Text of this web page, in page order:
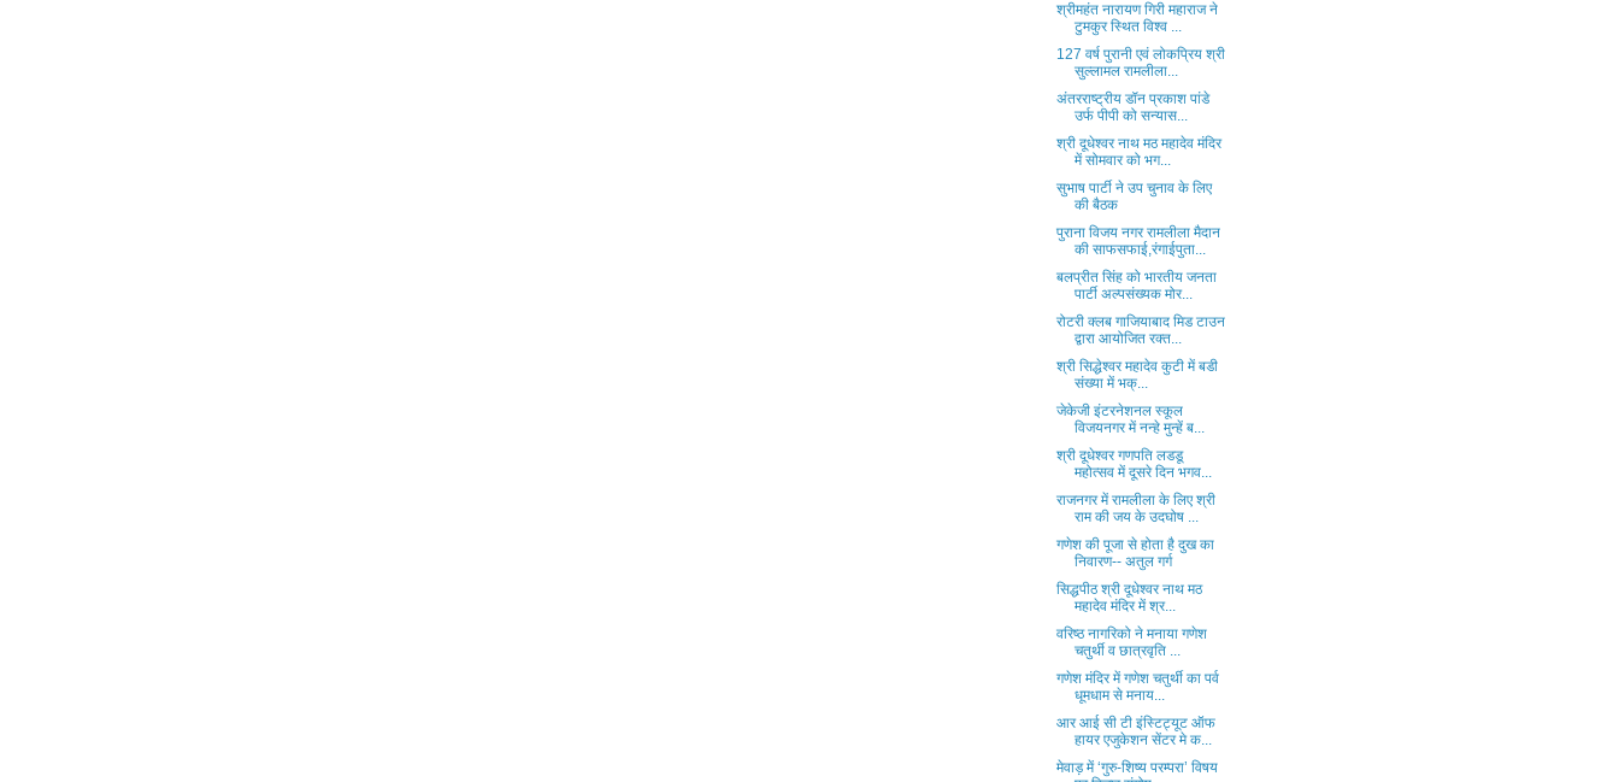
श्रीमहंत नारायण गिरी महाराज ने
टुमकुर स्थित विश्व ...
127 वर्ष पुरानी एवं लोकप्रिय श्री
सुल्लामल रामलीला...
अंतरराष्ट्रीय डॉन प्रकाश पांडे
उर्फ पीपी को सन्यास...
श्री दूधेश्वर नाथ मठ महादेव मंदिर
में सोमवार को भग...
सुभाष पार्टी ने उप चुनाव के लिए
की बैठक
पुराना विजय नगर रामलीला मैदान
की साफसफाई,रंगाईपुता...
बलप्रीत सिंह को भारतीय जनता
पार्टी अल्पसंख्यक मोर...
रोटरी क्लब गाजियाबाद मिड टाउन
द्वारा आयोजित रक्त...
श्री सिद्धेश्वर महादेव कुटी में बडी
संख्या में भक्...
जेकेजी इंटरनेशनल स्कूल
विजयनगर में नन्हे मुन्हें ब...
श्री दूधेश्वर गणपति लडडू
महोत्सव में दूसरे दिन भगव...
राजनगर में रामलीला के लिए श्री
राम की जय के उदघोष ...
गणेश की पूजा से होता है दुख का
निवारण-- अतुल गर्ग
सिद्धपीठ श्री दूधेश्वर नाथ मठ
महादेव मंदिर में श्र...
वरिष्ठ नागरिको ने मनाया गणेश
चतुर्थी व छात्रवृति ...
गणेश मंदिर में गणेश चतुर्थी का पर्व
धूमधाम से मनाय...
आर आई सी टी इंस्टिट्यूट ऑफ
हायर एजुकेशन सेंटर मे क...
मेवाड़ में ‘गुरु-शिष्य परम्परा’ विषय